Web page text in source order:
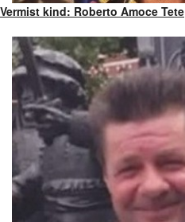
Vermist kind: Roberto Amoce Tete